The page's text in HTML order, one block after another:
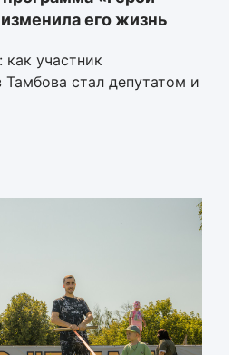
его жизнь
участник
Тамбова стал депутатом и